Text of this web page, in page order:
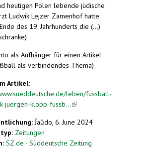
heutigen Polen lebende jüdische
Ludwik Lejzer Zamenhof hatte
des 19. Jahrhunderts die (...)
als Aufhänger für einen Artikel
als verbindendes Thema)
Artikel:
leben/fussball-
juergen-klopp-fussb...(link is
Ĵaŭdo, 6. June 2024
Zeitungen
SZ.de - Süddeutsche Zeitung